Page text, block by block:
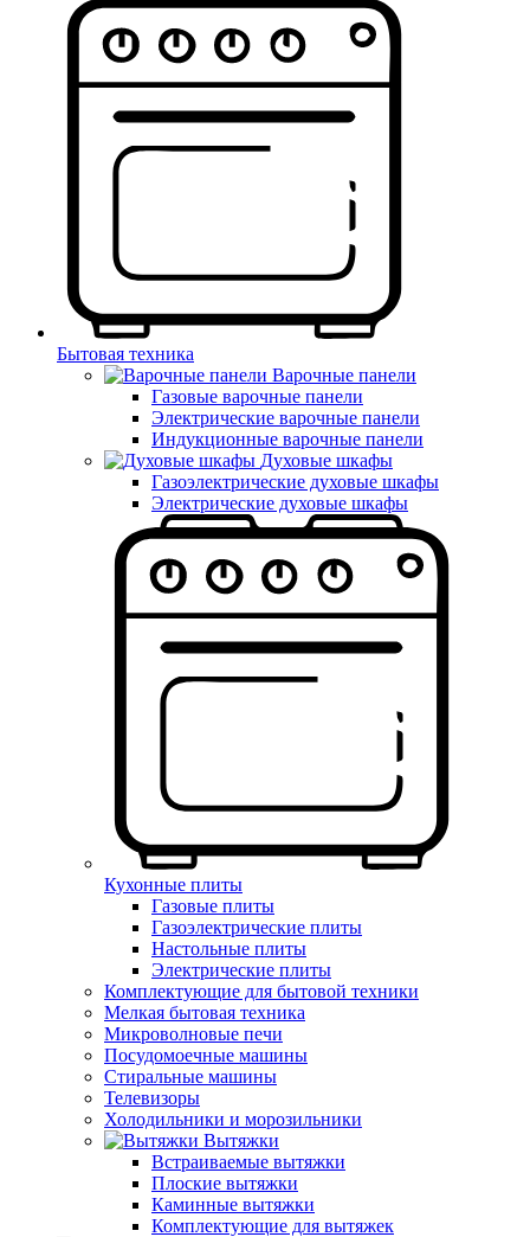
Бытовая техника
Варочные панели
Газовые варочные панели
Электрические варочные панели
Индукционные варочные панели
Духовые шкафы
Газоэлектрические духовые шкафы
Электрические духовые шкафы
Кухонные плиты
Газовые плиты
Газоэлектрические плиты
Настольные плиты
Электрические плиты
Комплектующие для бытовой техники
Мелкая бытовая техника
Микроволновые печи
Посудомоечные машины
Стиральные машины
Телевизоры
Холодильники и морозильники
Вытяжки
Встраиваемые вытяжки
Плоские вытяжки
Каминные вытяжки
Комплектующие для вытяжек